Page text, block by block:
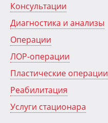
Консультации
Диагностика и анализы
Операции
ЛОР-операции
Пластические операции
Реабилитация
Услуги стационара